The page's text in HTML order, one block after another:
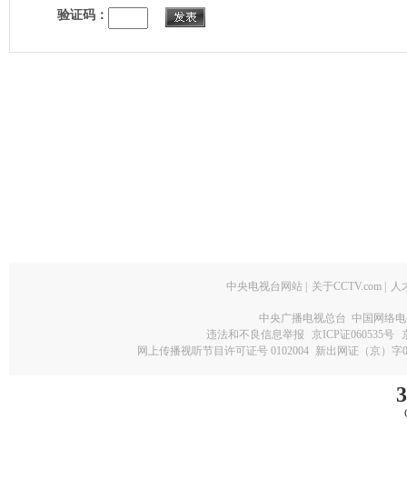
验证码：
中央电视台网站 关于CCTV.com 人
中央广播电视总台 中国网络
违法和不良信息举报
京ICP证060535号
网上传播视听节目许可证号 0102004 新出网证（京）